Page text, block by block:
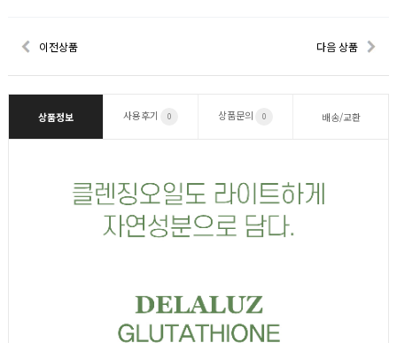
이전상품 다음 상품
상품정보 사용후기 0 상품문의 0 배송/교환